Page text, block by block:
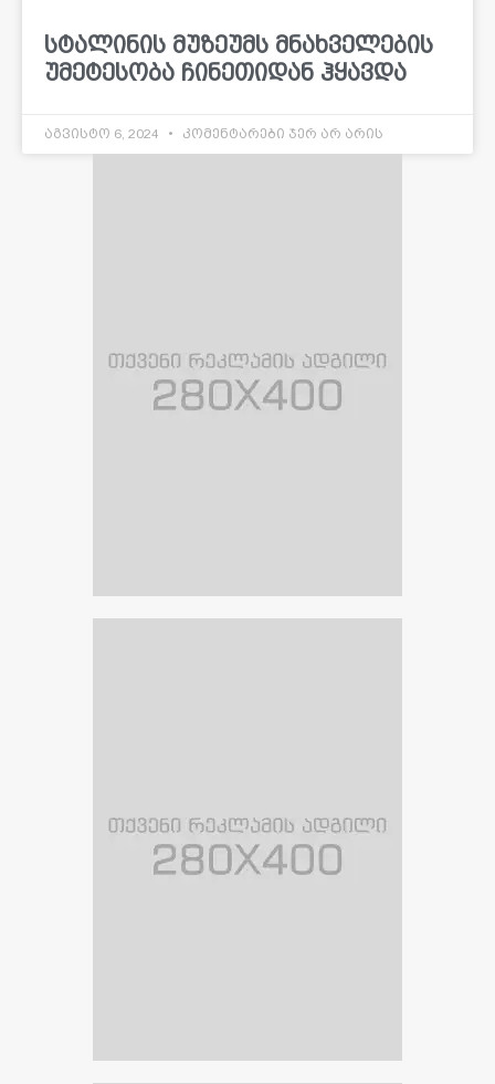
სტალინის მუზეუმს მნახველების
უმეტესობა ჩინეთიდან ჰყავდა
აგვისტო 6, 2024 კომენტარები ჯერ არ არის